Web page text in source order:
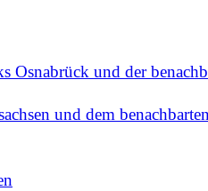
Osnabrück und der
und dem